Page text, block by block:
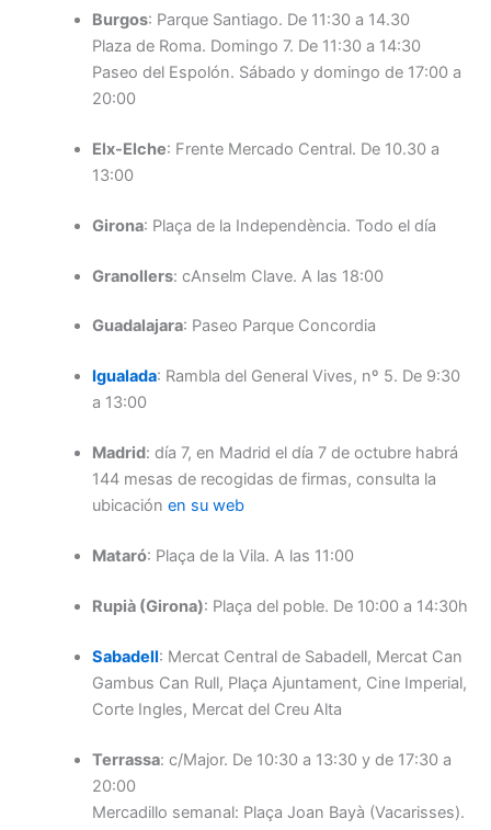
Burgos: Parque Santiago. De 11:30 a 14.30
Plaza de Roma. Domingo 7. De 11:30 a 14:30
Paseo del Espolón. Sábado y domingo de 17:00 a
20:00
Elx-Elche: Frente Mercado Central. De 10.30 a
13:00
Girona: Plaça de la Independència. Todo el día
Granollers: cAnselm Clave. A las 18:00
Guadalajara: Paseo Parque Concordia
Igualada: Rambla del General Vives, nº 5. De 9:30
a 13:00
Madrid: día 7, en Madrid el día 7 de octubre habrá
144 mesas de recogidas de firmas, consulta la
ubicación en su web
Mataró: Plaça de la Vila. A las 11:00
Rupià (Girona): Plaça del poble. De 10:00 a 14:30h
Sabadell: Mercat Central de Sabadell, Mercat Can
Gambus Can Rull, Plaça Ajuntament, Cine Imperial,
Corte Ingles, Mercat del Creu Alta
Terrassa: c/Major. De 10:30 a 13:30 y de 17:30 a
20:00
Mercadillo semanal: Plaça Joan Bayà (Vacarisses).